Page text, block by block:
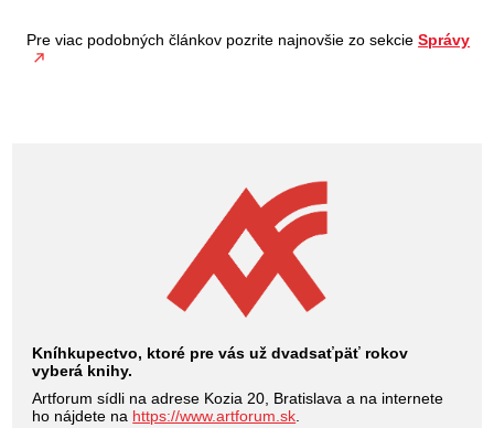
Pre viac podobných článkov pozrite najnovšie zo sekcieSprávy
Kníhkupectvo, ktoré pre vás už dvadsaťpäť rokov
vyberá knihy.
Artforum sídli na adrese Kozia 20, Bratislava a na internete
ho nájdete na https://www.artforum.sk